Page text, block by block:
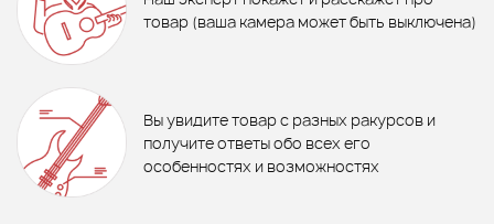
В корзину
КНОПКИ КРЕПЛЕНИЯ РЕМНЯ
STAGG SSL1 BK
В корзину
Крепление ремня Dunlop
Отзывы
0.0
товар (ваша камера может быть выключена)
Вы увидите товар с разных ракурсов и
получите ответы обо всех его
особенностях и возможностях